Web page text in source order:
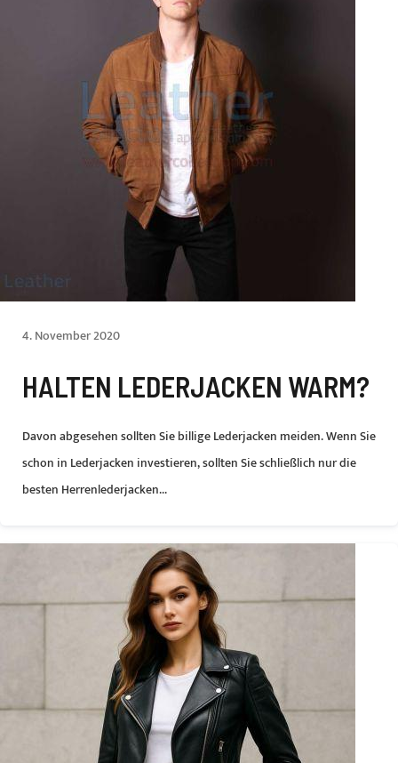
4. November 2020
HALTEN LEDERJACKEN WARM?
Davon abgesehen sollten Sie billige Lederjacken meiden. Wenn Sie
schon in Lederjacken investieren, sollten Sie schließlich nur die
besten Herrenlederjacken...